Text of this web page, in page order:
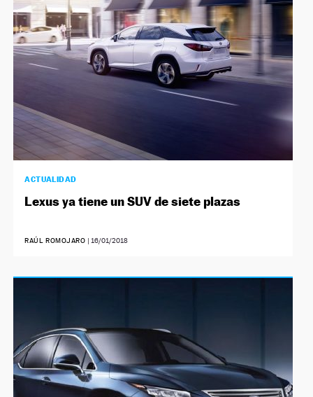
ACTUALIDAD
Lexus ya tiene un SUV de siete plazas
RAÚL ROMOJARO | 16/01/2018